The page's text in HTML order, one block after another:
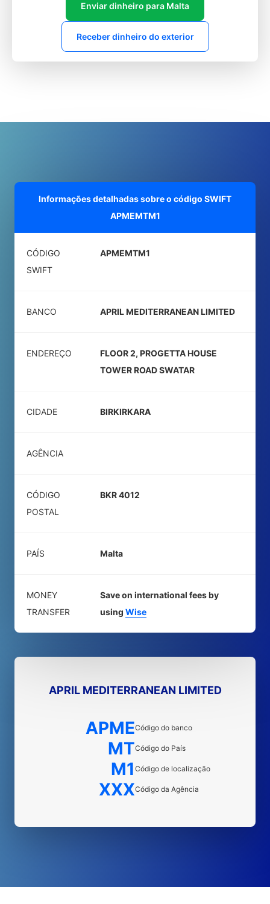
Enviar dinheiro para Malta
Receber dinheiro do exterior
Informações detalhadas sobre o código SWIFT
APMEMTM1
CÓDIGO
SWIFT
APMEMTM1
BANCO APRIL MEDITERRANEAN LIMITED
ENDEREÇO
FLOOR 2, PROGETTA HOUSE
TOWER ROAD SWATAR
CIDADE BIRKIRKARA
AGÊNCIA
CÓDIGO
POSTAL
BKR 4012
PAÍS Malta
MONEY
TRANSFER
Save on international fees by
using Wise
APRIL MEDITERRANEAN LIMITED
APMECódigo do banco
MTCódigo do País
M1 Código de localização
XXXCódigo da Agência